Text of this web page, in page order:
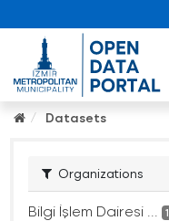
Datasets
Organizations
Bilgi İşlem Dairesi ... 1